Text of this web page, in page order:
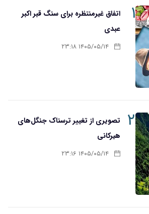
۱
اتفاق غیرمنتظره برای سنگ قبر اکبر
عبدی
۱۴۰۵/۰۵/۱۴ ۲۳:۱۸
۲
تصویری از تغییر ترسناک جنگل‌های
هیرکانی
۱۴۰۵/۰۵/۱۴ ۲۳:۱۶